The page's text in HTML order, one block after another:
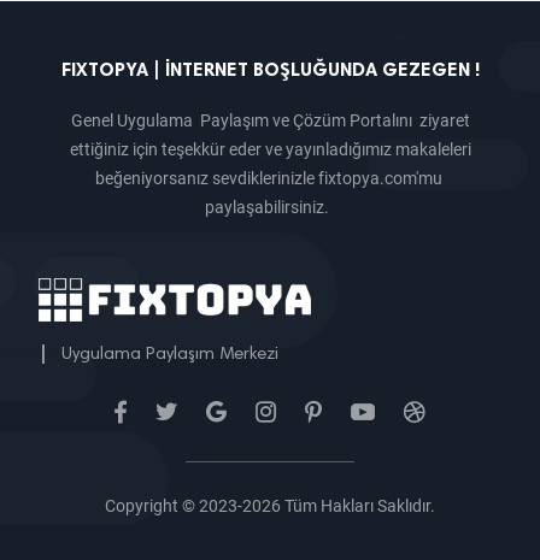
FIXTOPYA | İNTERNET BOŞLUĞUNDA GEZEGEN !
Genel Uygulama Paylaşım ve Çözüm Portalını ziyaret
ettiğiniz için teşekkür eder ve yayınladığımız makaleleri
beğeniyorsanız sevdiklerinizle fixtopya.com'mu
paylaşabilirsiniz.
Uygulama Paylaşım Merkezi
Copyright © 2023-2026 Tüm Hakları Saklıdır.